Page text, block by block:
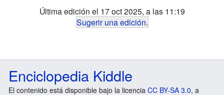
Última edición el 17 oct 2025, a las 11:19
Sugerir una edición.
Enciclopedia Kiddle
El contenido está disponible bajo la licencia CC BY-SA 3.0, a